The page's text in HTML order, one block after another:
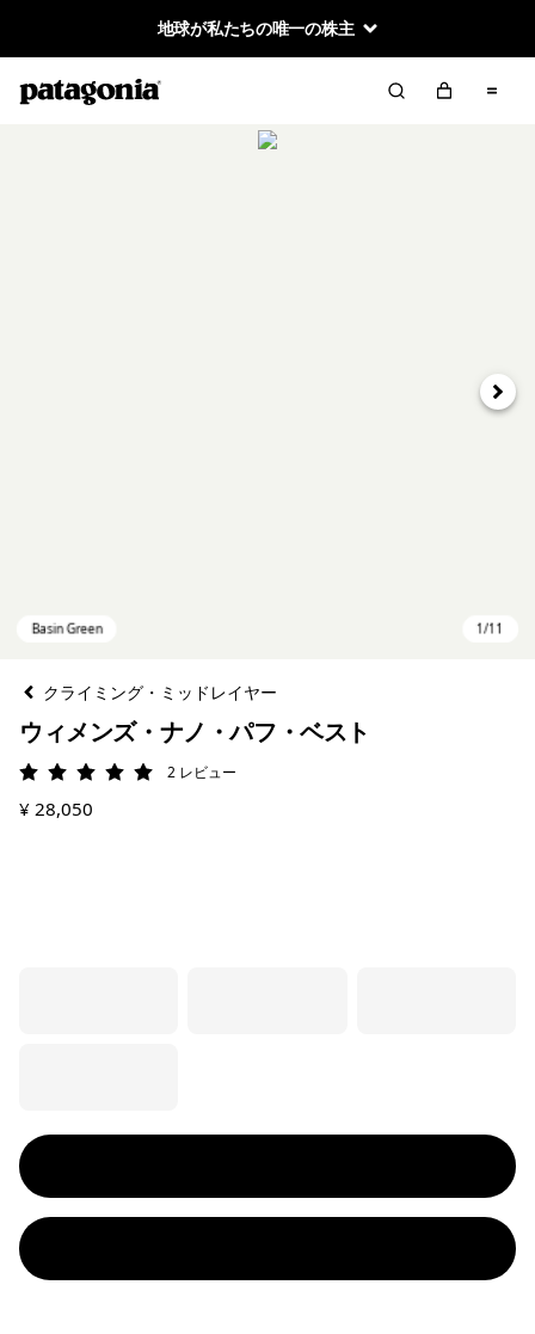
地球が私たちの唯一の株主
次へ
クライミング・ミッドレイヤー
ウィメンズ・ナノ・パフ・ベスト
評価: 5 / 5 2 レビュー
¥ 28,050